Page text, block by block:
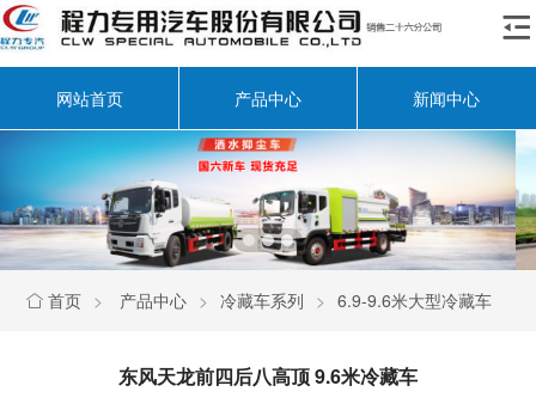

网站首页 产品中心 新闻中心
 首页 > 产品中心 > 冷藏车系列 > 6.9-9.6米大型冷藏车
东风天龙前四后八高顶 9.6米冷藏车